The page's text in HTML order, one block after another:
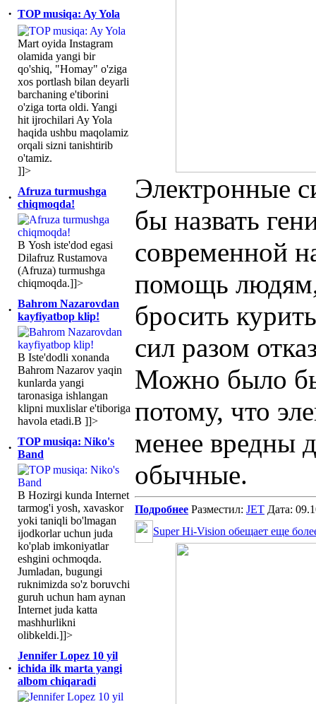
· TOP musiqa: Ay Yola
Mart oyida Instagram
olamida yangi bir
qo'shiq, "Homay" o'ziga
xos portlash bilan deyarli
barchaning e'tiborini
o'ziga torta oldi. Yangi
hit ijrochilari Ay Yola
haqida ushbu maqolamiz
orqali sizni tanishtirib
o'tamiz.
]]>
· Afruza turmushga
chiqmoqda!
В Yosh iste'dod egasi
Dilafruz Rustamova
(Afruza) turmushga
chiqmoqda.]]>
· Bahrom Nazarovdan
kayfiyatbop klip!
В Iste'dodli xonanda
Bahrom Nazarov yaqin
kunlarda yangi
taronasiga ishlangan
klipni muxlislar e'tiboriga
havola etadi.В ]]>
· TOP musiqa: Niko's
Band
В Hozirgi kunda Internet
tarmog'i yosh, xavaskor
yoki taniqli bo'lmagan
ijodkorlar uchun juda
ko'plab imkoniyatlar
eshgini ochmoqda.
Jumladan, bugungi
ruknimizda so'z boruvchi
guruh uchun ham aynan
Internet juda katta
mashhurlikni
olibkeldi.]]>
·
Jennifer Lopez 10 yil
ichida ilk marta yangi
albom chiqaradi
Электронные
бы назвать
современной
помощь
бросить
сил разом
Можно было
потому, что
менее вредны
обычные.
Подробнее Разместил: JET Дата:
Super Hi-Vision обещает еще